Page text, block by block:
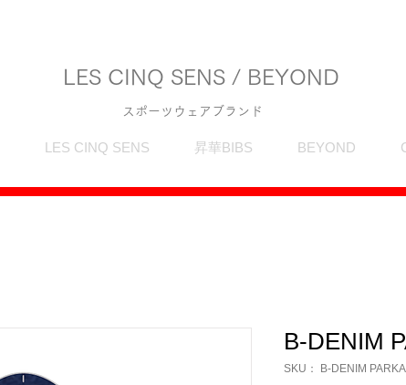
LES CINQ SENS / BEYOND
スポーツウェアブランド
LES CINQ SENS 昇華BIBS BEYOND
B-DENIM
SKU： B-DENIM PARKA